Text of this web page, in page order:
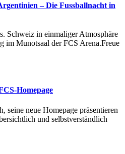
– Die Fussballnacht in
Schweiz in einmaliger Atmosphäre
Munotsaal der FCS Arena.Freue
Homepage
seine neue Homepage präsentieren
und selbstverständlich